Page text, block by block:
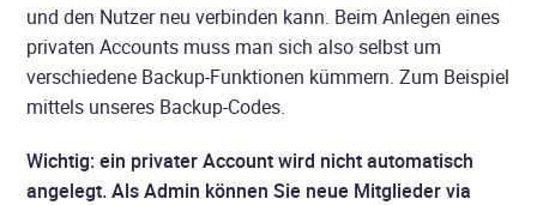
und den Nutzer neu verbinden kann. Beim Anlegen eines
privaten Accounts muss man sich also selbst um
verschiedene Backup-Funktionen kümmern. Zum Beispiel
mittels unseres Backup-Codes.
Wichtig: ein privater Account wird nicht automatisch
angelegt. Als Admin können Sie neue Mitglieder via